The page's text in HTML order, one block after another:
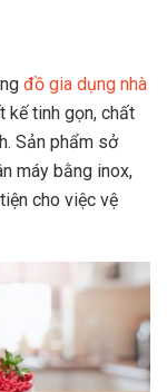
đồ gia dụng nhà
kế tinh gọn, chất
Sản phẩm sở
máy bằng inox,
cho việc vệ